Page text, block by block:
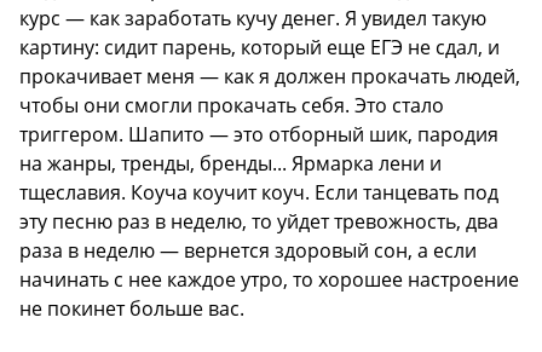
курс — как заработать кучу денег. Я увидел такую
картину: сидит парень, который еще ЕГЭ не сдал, и
прокачивает меня — как я должен прокачать людей,
чтобы они смогли прокачать себя. Это стало
триггером. Шапито — это отборный шик, пародия
на жанры, тренды, бренды... Ярмарка лени и
тщеславия. Коуча коучит коуч. Если танцевать под
эту песню раз в неделю, то уйдет тревожность, два
раза в неделю — вернется здоровый сон, а если
начинать с нее каждое утро, то хорошее настроение
не покинет больше вас.